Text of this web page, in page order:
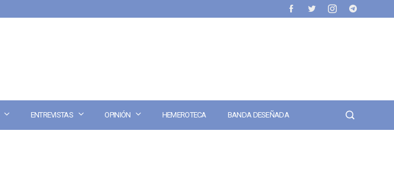
ENTREVISTAS OPINIÓN HEMEROTECA BANDA DESEÑADA